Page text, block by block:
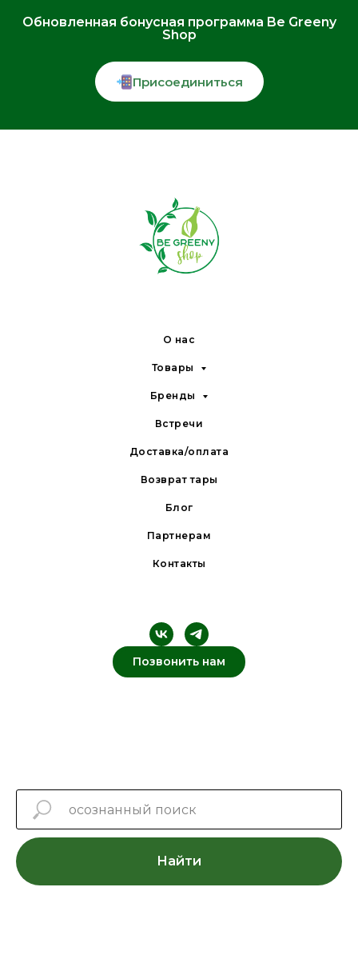
Обновленная бонусная программа Be Greeny
Shop
Присоединиться
О нас
Товары
Бренды
Встречи
Доставка/оплата
Возврат тары
Блог
Партнерам
Контакты
Позвонить нам
Найти